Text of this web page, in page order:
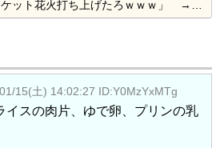
げたろｗｗｗ」 → サンルーフが閉まっていて無事車内に発射
15(土) 14:02:27 ID:Y0MzYxMTg
イスの肉片、ゆで卵、プリンの乳